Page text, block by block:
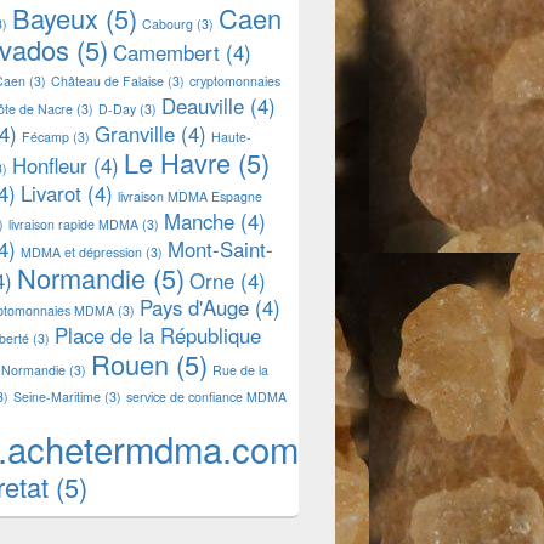
Bayeux (5) Cabourg (3) Caen
(5) Camembert (4)
(3) Château de Falaise (3) cryptomonnaies
de Nacre(3) D-Day (3) Deauville (4)
Fécamp (3) Granville (4) Haute-
Honfleur (4) Le Havre (5)
Livarot (4) livraison MDMA Espagne
livraison rapide MDMA (3) Manche (4)
MDMA et dépression (3) Mont-Saint-
Normandie (5) Orne (4)
MDMA (3) Pays d'Auge (4)
(3) Place de la République
(3) Rouen (5) Rue de la
Seine-Maritime (3) service de confiance MDMA
(5)